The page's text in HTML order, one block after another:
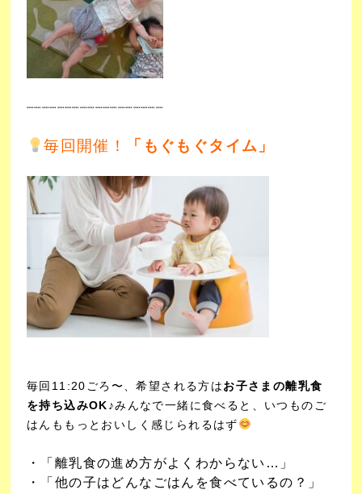
┈┈┈┈┈┈┈┈┈┈┈┈┈┈┈┈┈┈
毎回開催！ 「もぐもぐタイム」
毎回11:20ごろ〜、希望される方はお子さまの離乳食
を持ち込みOK♪みんなで一緒に食べると、いつものご
はんももっとおいしく感じられるはず
・「離乳食の進め方がよくわからない…」
・「他の子はどんなごはんを食べているの？」